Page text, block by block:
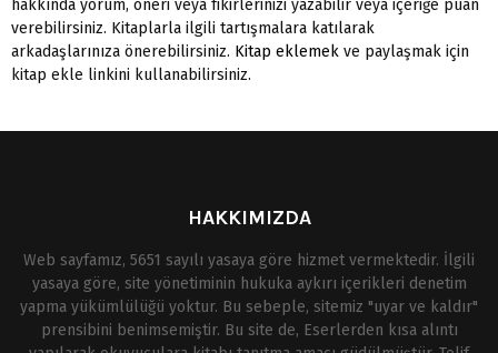
hakkında yorum, öneri veya fikirlerinizi yazabilir veya içeriğe puan
verebilirsiniz. Kitaplarla ilgili tartışmalara katılarak
arkadaşlarınıza önerebilirsiniz. Kitap eklemek ve paylaşmak için
kitap ekle linkini kullanabilirsiniz.
HAKKIMIZDA
Web sayfamız, 5651 sayılı yasaya göre hizmet vermektedir. İlgili
yasaya göre, site yönetiminin hukuka aykırı içerikleri denetim
yapma yükümlülüğü yoktur. Bu sebeple, sitemiz "uyar ve kaldır"
prensibini benimsemiştir. Bu site de, Eserlerden kısa alıntı